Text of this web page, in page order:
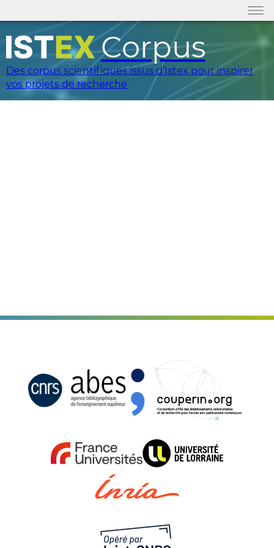
Corpus
Des corpus scientifiques issus d’Istex pour inspirer
vos projets de recherche